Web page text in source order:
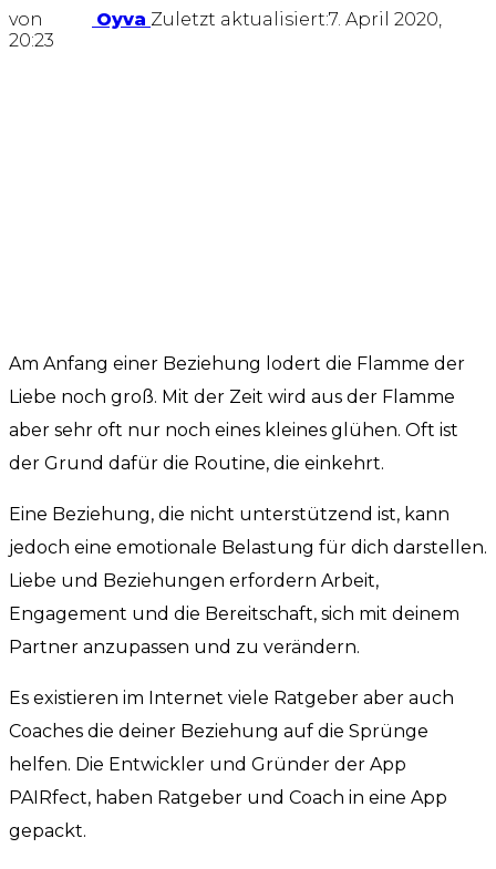
von Oyva Zuletzt aktualisiert:7. April 2020,
20:23
Am Anfang einer Beziehung lodert die Flamme der
Liebe noch groß. Mit der Zeit wird aus der Flamme
aber sehr oft nur noch eines kleines glühen. Oft ist
der Grund dafür die Routine, die einkehrt.
Eine Beziehung, die nicht unterstützend ist, kann
jedoch eine emotionale Belastung für dich darstellen.
Liebe und Beziehungen erfordern Arbeit,
Engagement und die Bereitschaft, sich mit deinem
Partner anzupassen und zu verändern.
Es existieren im Internet viele Ratgeber aber auch
Coaches die deiner Beziehung auf die Sprünge
helfen. Die Entwickler und Gründer der App
PAIRfect, haben Ratgeber und Coach in eine App
gepackt.